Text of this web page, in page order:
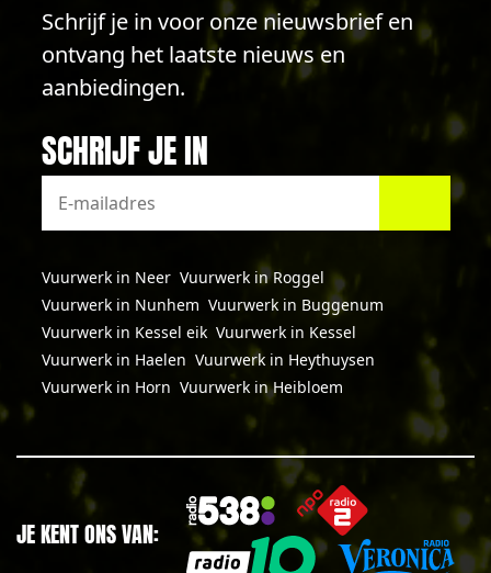
Schrijf je in voor onze nieuwsbrief en
ontvang het laatste nieuws en
aanbiedingen.
SCHRIJF JE IN
Vuurwerk in Neer Vuurwerk in Roggel
Vuurwerk in Nunhem Vuurwerk in Buggenum
Vuurwerk in Kessel eik Vuurwerk in Kessel
Vuurwerk in Haelen Vuurwerk in Heythuysen
Vuurwerk in Horn Vuurwerk in Heibloem
JE KENT ONS VAN: